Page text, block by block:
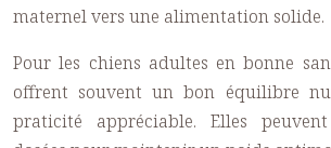
maternel vers une alimentation solide.
Pour les chiens adultes en bonne
offrent souvent un bon équilibre
praticité appréciable. Elles